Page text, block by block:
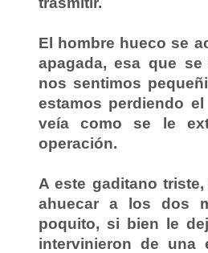
El hombre hueco se
apagada, esa que
nos sentimos
estamos perdiendo
veía como se le
operación.
A este gaditano
ahuecar a los dos
poquito, si bien le
intervinieron de una